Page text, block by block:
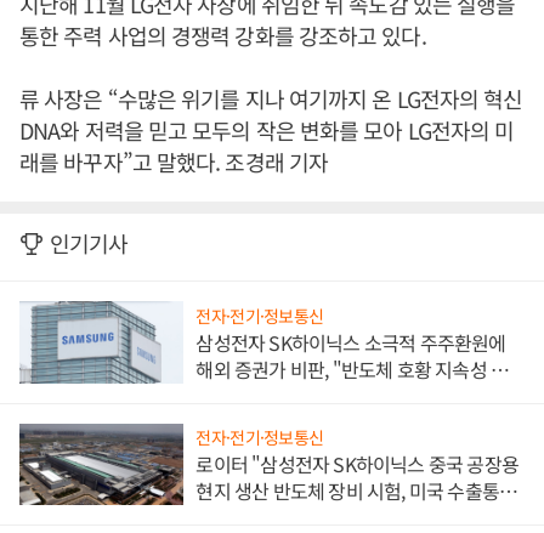
통한 주력 사업의 경쟁력 강화를 강조하고 있다.
류 사장은 “수많은 위기를 지나 여기까지 온 LG전자의 혁신
DNA와 저력을 믿고 모두의 작은 변화를 모아 LG전자의 미
래를 바꾸자”고 말했다. 조경래 기자
인기기사
전자·전기·정보통신
삼성전자 SK하이닉스 소극적 주주환원에
해외 증권가 비판, "반도체 호황 지속성 의
전자·전기·정보통신
로이터 "삼성전자 SK하이닉스 중국 공장용
현지 생산 반도체 장비 시험, 미국 수출통제